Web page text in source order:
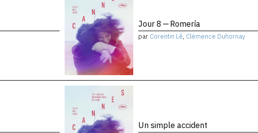
Jour 8 — Romería
par Corentin Lê, Clémence Duhornay
Un simple accident